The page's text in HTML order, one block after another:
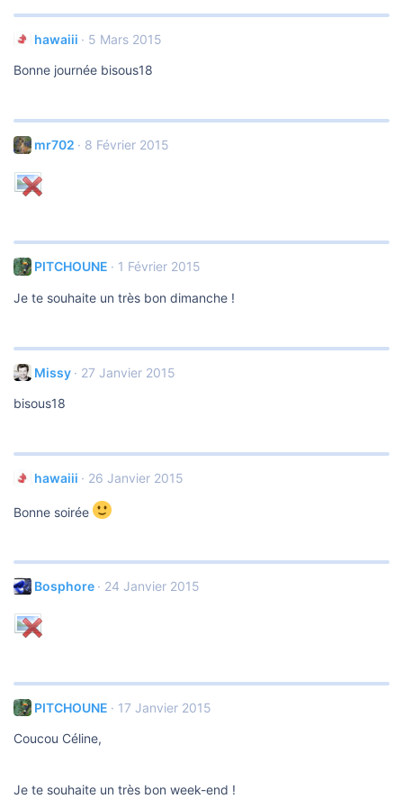
hawaiii 5 Mars 2015
Bonne journée bisous18
mr702 8 Février 2015
PITCHOUNE 1 Février 2015
Je te souhaite un très bon dimanche !
Missy 27 Janvier 2015
bisous18
hawaiii 26 Janvier 2015
Bonne soirée
Bosphore 24 Janvier 2015
PITCHOUNE 17 Janvier 2015
Coucou Céline,
Je te souhaite un très bon week-end !